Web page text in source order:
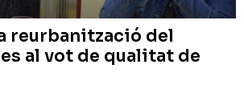
reurbanització del
al vot de qualitat de